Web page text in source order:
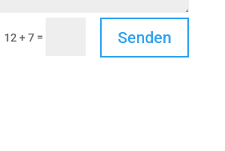
12 + 7 = Senden